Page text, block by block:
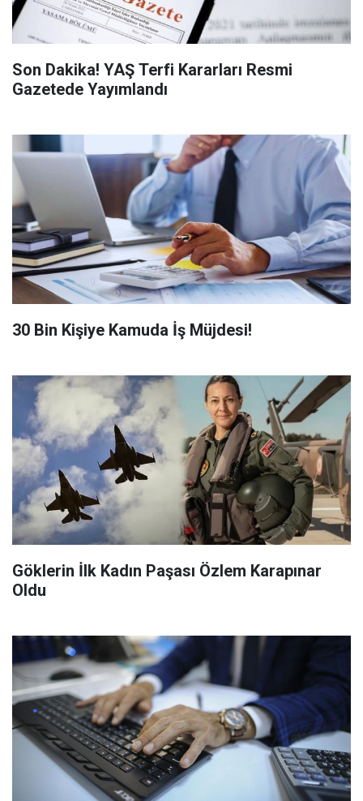
Son Dakika! YAŞ Terfi Kararları Resmi
Gazetede Yayımlandı
​30 Bin Kişiye Kamuda İş Müjdesi!
Göklerin İlk Kadın Paşası Özlem Karapınar
Oldu